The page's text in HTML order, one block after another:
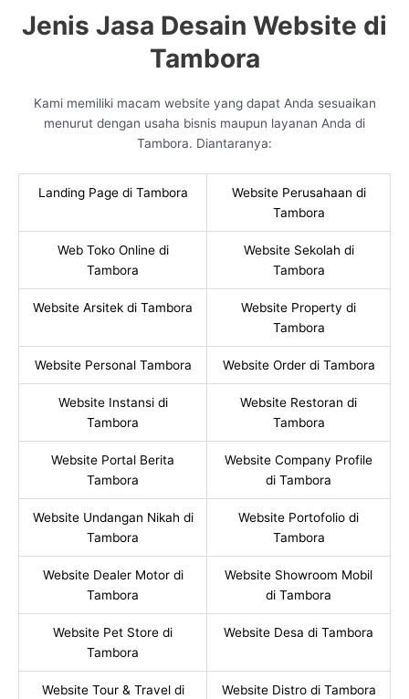
Jenis Jasa Desain Website di
Tambora
Kami memiliki macam website yang dapat Anda sesuaikan
menurut dengan usaha bisnis maupun layanan Anda di
Tambora. Diantaranya:
Landing Page di Tambora
Website Perusahaan di
Tambora
Web Toko Online di
Tambora
Website Sekolah di
Tambora
Website Arsitek di Tambora
Website Property di
Tambora
Website Personal Tambora Website Order di Tambora
Website Instansi di
Tambora
Website Restoran di
Tambora
Website Portal Berita
Tambora
Website Company Profile
di Tambora
Website Undangan Nikah di
Tambora
Website Portofolio di
Tambora
Website Dealer Motor di
Tambora
Website Showroom Mobil
di Tambora
Website Pet Store di
Tambora
Website Desa di Tambora
Website Tour & Travel di
Website Distro di Tambora